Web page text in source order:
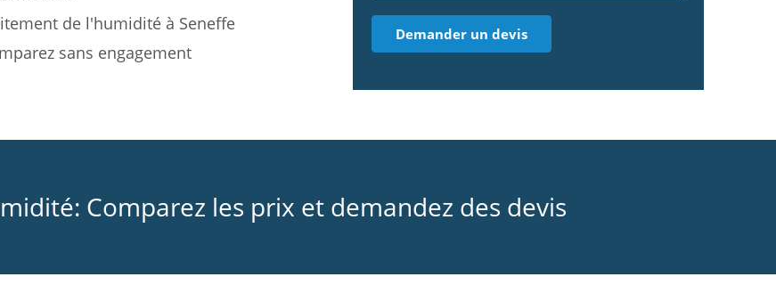
de l'humidité à Seneffe
sans engagement
Comparez les prix et demandez des devis